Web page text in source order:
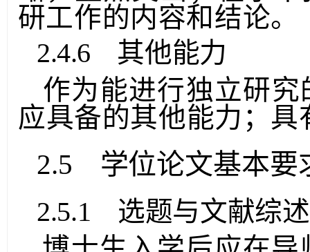
晰，重点突出；在学
研工 作的内容和结论。
2.4.6 其他能力
作为能进行独立研
应具备的其他能力；
2.5 学位论文基本要
2.5.1 选题与文献综